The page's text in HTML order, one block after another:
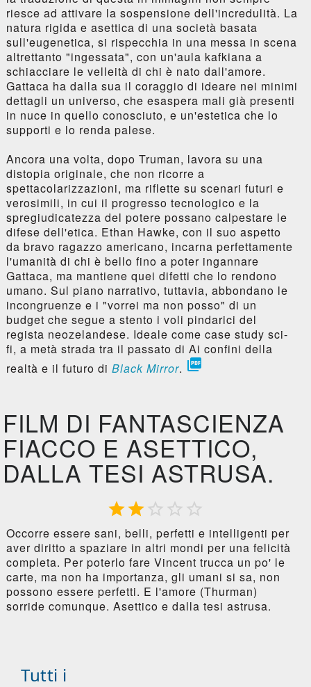
riesce ad attivare la sospensione dell'incredulità. La
natura rigida e asettica di una società basata
sull'eugenetica, si rispecchia in una messa in scena
altrettanto "ingessata", con un'aula kafkiana a
schiacciare le velleità di chi è nato dall'amore.
Gattaca ha dalla sua il coraggio di ideare nei minimi
dettagli un universo, che esaspera mali già presenti
in nuce in quello conosciuto, e un'estetica che lo
supporti e lo renda palese.
Ancora una volta, dopo Truman, lavora su una
distopia originale, che non ricorre a
spettacolarizzazioni, ma riflette su scenari futuri e
verosimili, in cui il progresso tecnologico e la
spregiudicatezza del potere possano calpestare le
difese dell'etica. Ethan Hawke, con il suo aspetto
da bravo ragazzo americano, incarna perfettamente
l'umanità di chi è bello fino a poter ingannare
Gattaca, ma mantiene quei difetti che lo rendono
umano. Sul piano narrativo, tuttavia, abbondano le
incongruenze e i "vorrei ma non posso" di un
budget che segue a stento i voli pindarici del
regista neozelandese. Ideale come case study sci-
fi, a metà strada tra il passato di Ai confini della
realtà e il futuro di Black Mirror. 
FILM DI FANTASCIENZA
FIACCO E ASETTICO,
DALLA TESI ASTRUSA.
   
Occorre essere sani, belli, perfetti e intelligenti per
aver diritto a spaziare in altri mondi per una felicità
completa. Per poterlo fare Vincent trucca un po' le
carte, ma non ha importanza, gli umani si sa, non
possono essere perfetti. E l'amore (Thurman)
sorride comunque. Asettico e dalla tesi astrusa.
Tutti i